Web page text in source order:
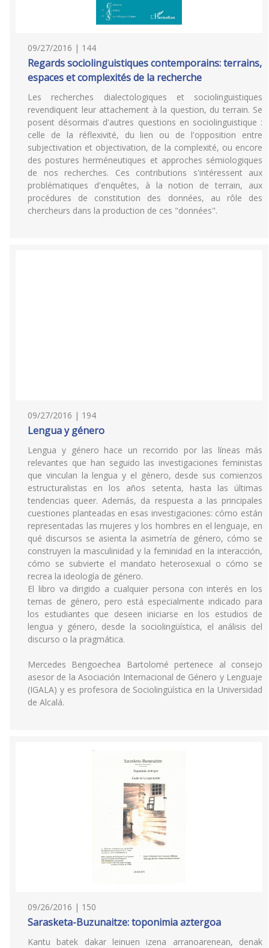
09/27/2016 | 144
Regards sociolinguistiques contemporains: terrains,
espaces et complexités de la recherche
Les recherches dialectologiques et sociolinguistiques
revendiquent leur attachement à la question, du terrain. Se
posent désormais d'autres questions en sociolinguistique :
celle de la réflexivité, du lien ou de l'opposition entre
subjectivation et objectivation, de la complexité, ou encore
des postures herméneutiques et approches sémiologiques
de nos recherches. Ces contributions s'intéressent aux
problématiques d'enquêtes, à la notion de terrain, aux
procédures de constitution des données, au rôle des
chercheurs dans la production de ces "données".
09/27/2016 | 194
Lengua y género
Lengua y género hace un recorrido por las líneas más
relevantes que han seguido las investigaciones feministas
que vinculan la lengua y el género, desde sus comienzos
estructuralistas en los años setenta, hasta las últimas
tendencias queer. Además, da respuesta a las principales
cuestiones planteadas en esas investigaciones: cómo están
representadas las mujeres y los hombres en el lenguaje, en
qué discursos se asienta la asimetría de género, cómo se
construyen la masculinidad y la feminidad en la interacción,
cómo se subvierte el mandato heterosexual o cómo se
recrea la ideología de género.
El libro va dirigido a cualquier persona con interés en los
temas de género, pero está especialmente indicado para
los estudiantes que deseen iniciarse en los estudios de
lengua y género, desde la sociolingüística, el análisis del
discurso o la pragmática.
Mercedes Bengoechea Bartolomé pertenece al consejo
asesor de la Asociación Internacional de Género y Lenguaje
(IGALA) y es profesora de Sociolingüística en la Universidad
de Alcalá.
09/26/2016 | 150
Sarasketa-Buzunaitze: toponimia aztergoa
Kantu batek dakar leinuen izena arranoarenean, denak